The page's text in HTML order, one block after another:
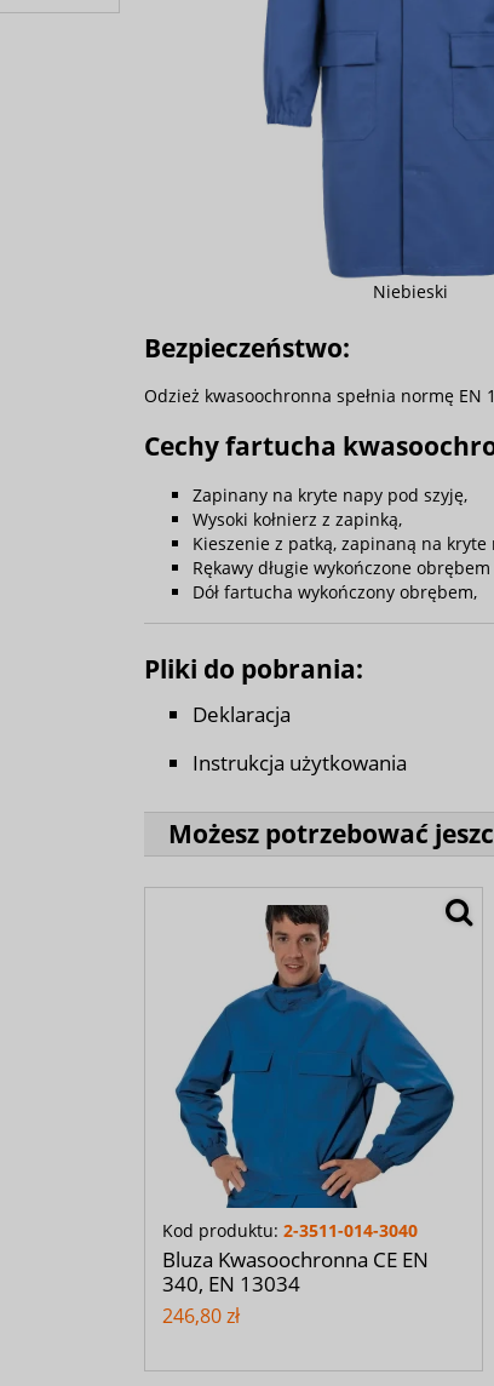
Niebieski
Bezpieczeństwo:
Odzież kwasoochronna spełnia normę
Cechy fartucha
Zapinany na kryte napy pod szyję,
Wysoki kołnierz z zapinką,
Kieszenie z patką, zapinaną na kryte
Rękawy długie wykończone
Dół fartucha wykończony obrębem,
Pliki do pobrania:
Deklaracja
Instrukcja użytkowania
Możesz potrzebować
Kod produktu: 2-3511-014-3040
Bluza Kwasoochronna CE EN
340, EN 13034
246,80 zł